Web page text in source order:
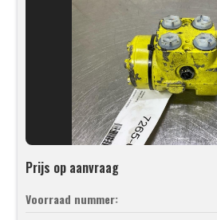
Prijs op aanvraag
Voorraad nummer: